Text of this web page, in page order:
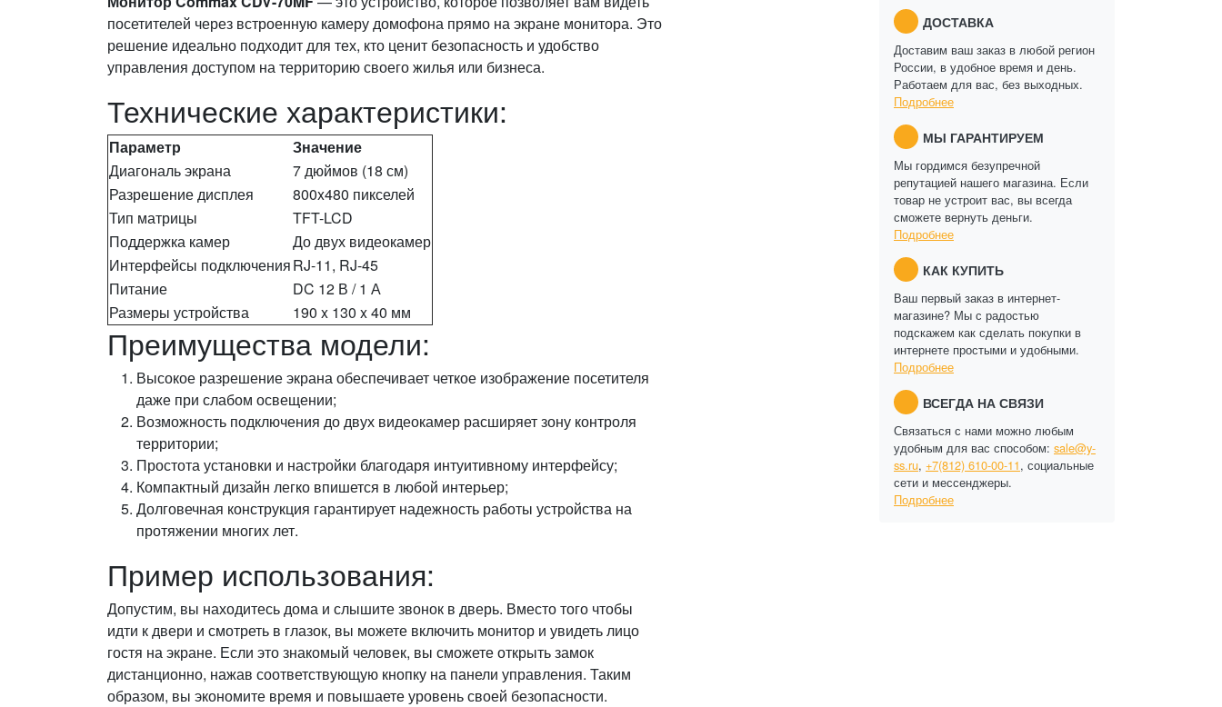
посетителей через встроенную камеру домофона прямо на экране монитора. Это
решение идеально подходит для тех, кто ценит безопасность и удобство
управления доступом на территорию своего жилья или бизнеса.
Технические характеристики:
Параметр
Значение
Диагональ экрана
7 дюймов (18 см)
Разрешение дисплея
800x480 пикселей
Тип матрицы
TFT-LCD
Поддержка камер
До двух видеокамер
Интерфейсы подключенияRJ-11, RJ-45
Питание
DC 12 В / 1 А
Размеры устройства
190 x 130 x 40 мм
Преимущества модели:
Высокое разрешение экрана обеспечивает четкое изображение посетителя
даже при слабом освещении;
Возможность подключения до двух видеокамер расширяет зону контроля
территории;
Простота установки и настройки благодаря интуитивному интерфейсу;
Компактный дизайн легко впишется в любой интерьер;
Долговечная конструкция гарантирует надежность работы устройства на
протяжении многих лет.
Пример использования:
Допустим, вы находитесь дома и слышите звонок в дверь. Вместо того чтобы
идти к двери и смотреть в глазок, вы можете включить монитор и увидеть лицо
гостя на экране. Если это знакомый человек, вы сможете открыть замок
дистанционно, нажав соответствующую кнопку на панели управления. Таким
образом, вы экономите время и повышаете уровень своей безопасности.
ДОСТАВКА
Доставим ваш заказ в любой регион
России, в удобное время и день.
Работаем для вас, без выходных.
Подробнее
МЫ ГАРАНТИРУЕМ
Мы гордимся безупречной
репутацией нашего магазина. Если
товар не устроит вас, вы всегда
сможете вернуть деньги.
Подробнее
КАК КУПИТЬ
Ваш первый заказ в интернет-
магазине? Мы с радостью
подскажем как сделать покупки в
интернете простыми и удобными.
Подробнее
ВСЕГДА НА СВЯЗИ
Связаться с нами можно любым
удобным для вас способом: sale@y-
ss.ru, +7(812) 610-00-11, социальные
сети и мессенджеры.
Подробнее